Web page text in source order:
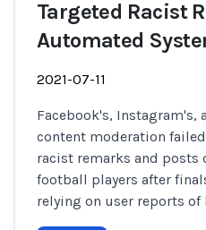
Targeted Racist
Automated
2021-07-11
Facebook's, Instagram's,
content moderation
racist remarks and posts
football players after
relying on user reports of